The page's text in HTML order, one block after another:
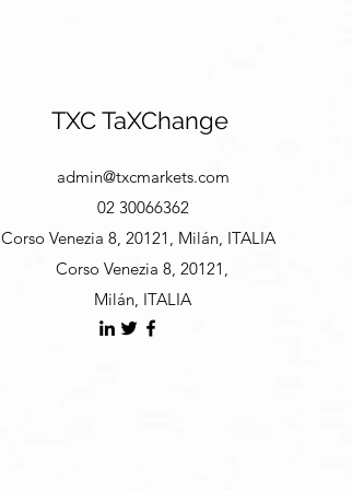
TXC TaXChange
admin@txcmarkets.com
02 30066362
Corso Venezia 8, 20121, Milán, ITALIA
Corso Venezia 8, 20121,
Milán, ITALIA